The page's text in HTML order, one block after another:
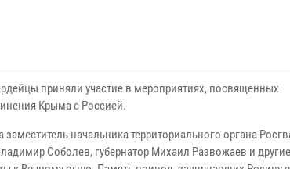
приняли участие в мероприятиях, посвященных
Крыма с Россией.
начальника территориального органа
Соболев, губернатор Михаил Развожаев и